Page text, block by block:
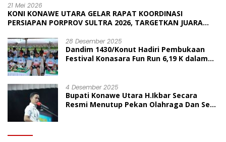
21 Mei 2026
KONI KONAWE UTARA GELAR RAPAT KOORDINASI
PERSIAPAN PORPROV SULTRA 2026, TARGETKAN JUARA
28 Desember 2025
Dandim 1430/Konut Hadiri Pembukaan
Festival Konasara Fun Run 6,19 K dalam
4 Desember 2025
Bupati Konawe Utara H.Ikbar Secara
Resmi Menutup Pekan Olahraga Dan Seni